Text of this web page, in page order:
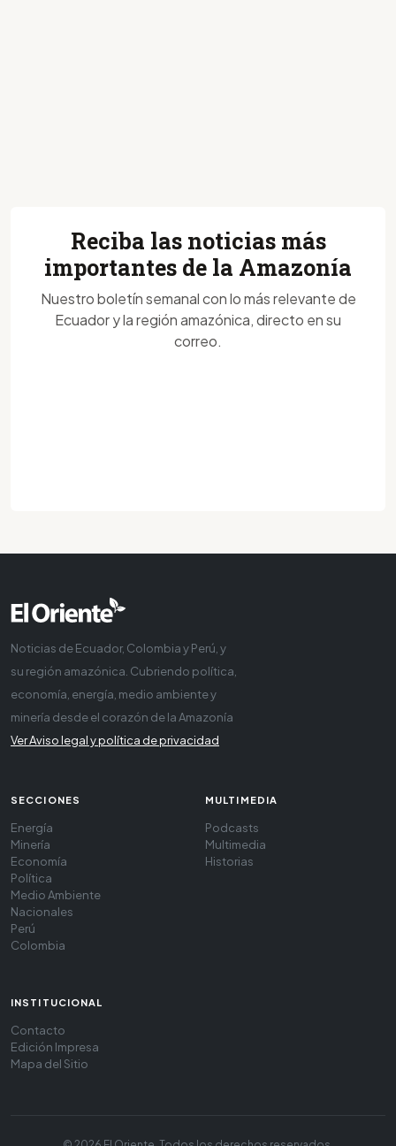
Reciba las noticias más
importantes de la Amazonía
Nuestro boletín semanal con lo más relevante de
Ecuador y la región amazónica, directo en su
correo.
Noticias de Ecuador, Colombia y Perú, y
su región amazónica. Cubriendo política,
economía, energía, medio ambiente y
minería desde el corazón de la Amazonía
Ver Aviso legal y política de privacidad
SECCIONES
Energía
Minería
Economía
Política
Medio Ambiente
Nacionales
Perú
Colombia
MULTIMEDIA
Podcasts
Multimedia
Historias
INSTITUCIONAL
Contacto
Edición Impresa
Mapa del Sitio